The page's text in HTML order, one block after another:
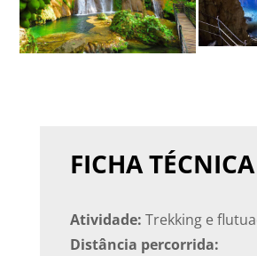
FICHA TÉCNICA
Atividade: Trekking e
Distância percorrida: